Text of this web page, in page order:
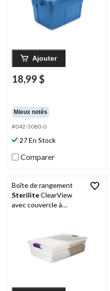
Ajouter
18,99 $
Mieux notés
#042-3080-0
27 En Stock
Comparer
Boîte de rangement
SteriliteClearView
avec couvercle à